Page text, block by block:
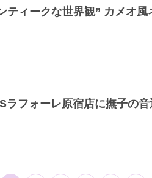
ティークな世界観” カメオ
ラフォーレ原宿店に撫子の